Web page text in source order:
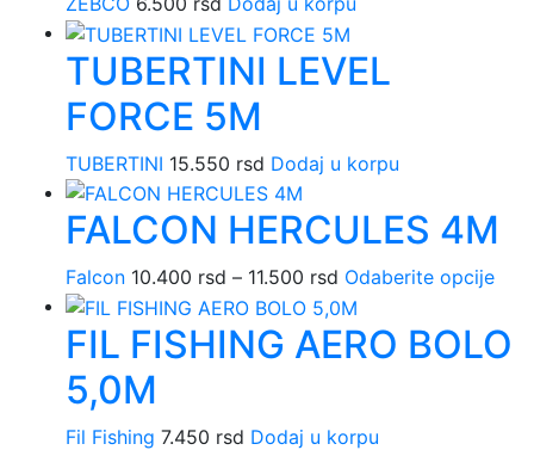
TUBERTINI LEVEL
FORCE 5M
TUBERTINI 15.550 rsd Dodaj u korpu
FALCON HERCULES 4M
Falcon 10.400 rsd – 11.500 rsd Raspon
cena:
od
10.400 rsd
Odaberite opcije
ima
više
FIL FISHING AERO BOLO
5,0M
Fil Fishing 7.450 rsd Dodaj u korpu